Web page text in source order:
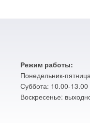
Режим работы:
Понедельник-
Суббота: 10.00-13.00
Воскресенье: